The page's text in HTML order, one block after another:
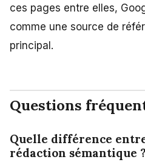
ces pages entre elles,
comme une source de
principal.
Questions
Quelle différence
rédaction sémantique ?